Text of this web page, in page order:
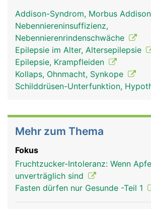
Addison-Syndrom, Morbus
Nebenniereninsuffizienz,
Nebennierenrindenschwäche
Epilepsie im Alter, Altersepilepsie
Epilepsie, Krampfleiden
Kollaps, Ohnmacht, Synkope
Schilddrüsen-Unterfunktion,
Mehr zum Thema
Fokus
Fruchtzucker-Intoleranz: Wenn
unverträglich sind
Fasten dürfen nur Gesunde -Teil 1